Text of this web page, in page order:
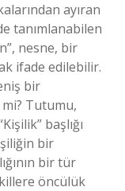
ayıran
tanımlanabilen
nesne, bir
ifade edilebilir.
bir
mi? Tutumu,
başlığı
bir
bir tür
öncülük